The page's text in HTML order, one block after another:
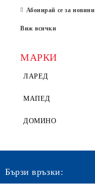
Абонирай се за новини
Виж всички
МАРКИ
ЛАРЕД
МАПЕД
ДОМИНО
Бързи връзки: